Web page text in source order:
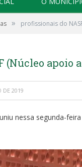
» profissionais do
(Núcleo apoio
DE 2019
nessa segunda-